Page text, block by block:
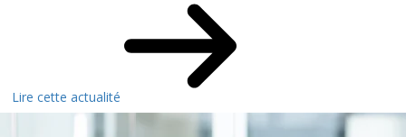
Lire cette actualité